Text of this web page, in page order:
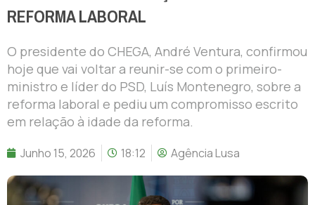
REFORMA LABORAL
O presidente do CHEGA, André Ventura, confirmou
hoje que vai voltar a reunir-se com o primeiro-
ministro e líder do PSD, Luís Montenegro, sobre a
reforma laboral e pediu um compromisso escrito
em relação à idade da reforma.
Junho 15, 2026 18:12 Agência Lusa